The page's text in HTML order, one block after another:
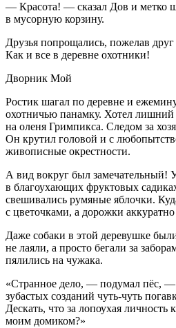
— Красота! — сказал Дов и метко
в мусорную корзину.
Друзья попрощались, пожелав
Как и все в деревне охотники!
Дворник Мой
Ростик шагал по деревне и
охотничью панамку. Хотел лишний
на оленя Гримпикса. Следом за
Он крутил головой и с
живописные окрестности.
А вид вокруг был замечательный!
в благоухающих фруктовых
свешивались румяные яблочки.
с цветочками, а дорожки
Даже собаки в этой деревушке
не лаяли, а просто бегали за
пялились на чужака.
«Странное дело, — подумал пёс, —
зубастых созданий чуть-чуть
Дескать, что за лопоухая личность
моим домиком?»